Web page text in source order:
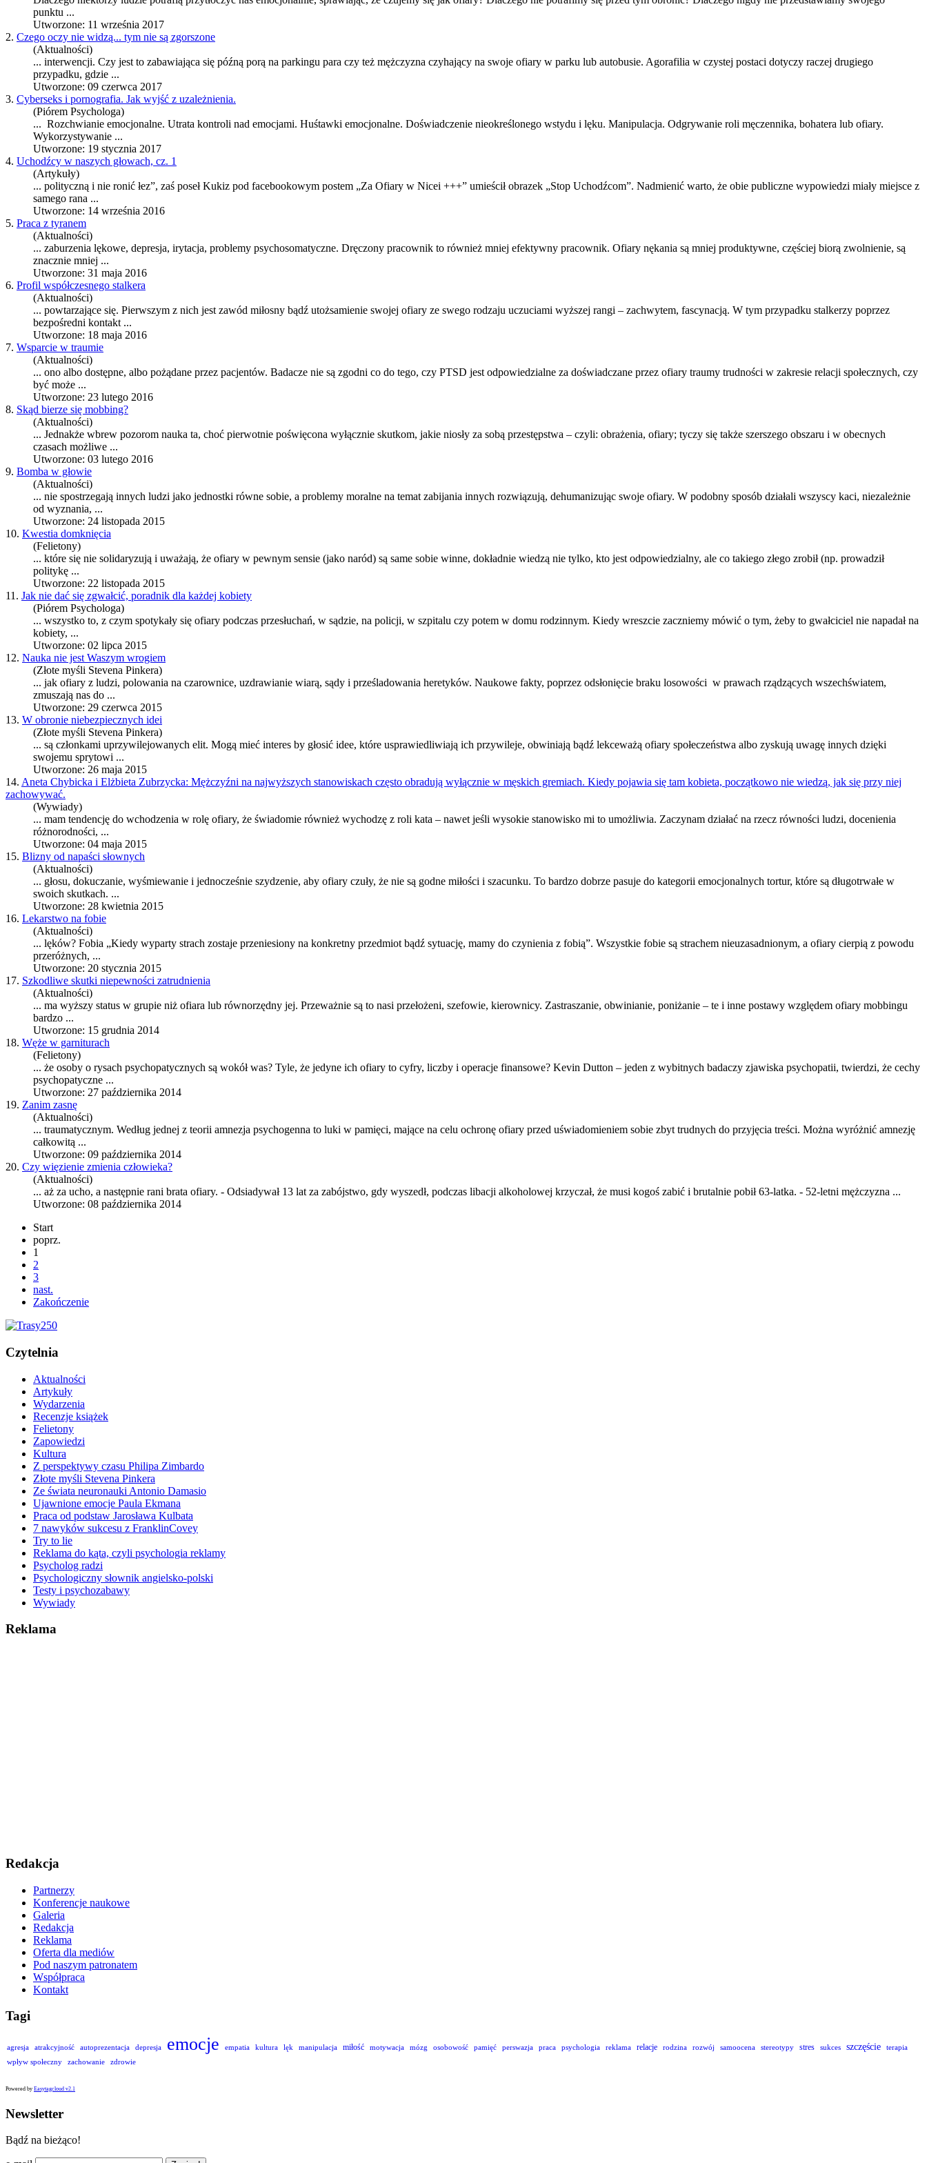
punktu ...
Utworzone: 11 września 2017
2. Czego oczy nie widzą... tym nie są zgorszone
(Aktualności)
... interwencji. Czy jest to zabawiająca się późną porą na parkingu para czy też mężczyzna czyhający na swoje ofiary w parku lub autobusie. Agorafilia w czystej postaci dotyczy raczej drugiego
przypadku, gdzie ...
Utworzone: 09 czerwca 2017
3. Cyberseks i pornografia. Jak wyjść z uzależnienia.
(Piórem Psychologa)
... Rozchwianie emocjonalne. Utrata kontroli nad emocjami. Huśtawki emocjonalne. Doświadczenie nieokreślonego wstydu i lęku. Manipulacja. Odgrywanie roli męczennika, bohatera lub ofiary.
Wykorzystywanie ...
Utworzone: 19 stycznia 2017
4. Uchodźcy w naszych głowach, cz. 1
(Artykuły)
... polityczną i nie ronić łez”, zaś poseł Kukiz pod facebookowym postem „Za Ofiary w Nicei +++” umieścił obrazek „Stop Uchodźcom”. Nadmienić warto, że obie publiczne wypowiedzi miały miejsce z
samego rana ...
Utworzone: 14 września 2016
5. Praca z tyranem
(Aktualności)
... zaburzenia lękowe, depresja, irytacja, problemy psychosomatyczne. Dręczony pracownik to również mniej efektywny pracownik. Ofiary nękania są mniej produktywne, częściej biorą zwolnienie, są
znacznie mniej ...
Utworzone: 31 maja 2016
6. Profil współczesnego stalkera
(Aktualności)
... powtarzające się. Pierwszym z nich jest zawód miłosny bądź utożsamienie swojej ofiary ze swego rodzaju uczuciami wyższej rangi – zachwytem, fascynacją. W tym przypadku stalkerzy poprzez
bezpośredni kontakt ...
Utworzone: 18 maja 2016
7. Wsparcie w traumie
(Aktualności)
... ono albo dostępne, albo pożądane przez pacjentów. Badacze nie są zgodni co do tego, czy PTSD jest odpowiedzialne za doświadczane przez ofiary traumy trudności w zakresie relacji społecznych, czy
być może ...
Utworzone: 23 lutego 2016
8. Skąd bierze się mobbing?
(Aktualności)
... Jednakże wbrew pozorom nauka ta, choć pierwotnie poświęcona wyłącznie skutkom, jakie niosły za sobą przestępstwa – czyli: obrażenia, ofiary; tyczy się także szerszego obszaru i w obecnych
czasach możliwe ...
Utworzone: 03 lutego 2016
9. Bomba w głowie
(Aktualności)
... nie spostrzegają innych ludzi jako jednostki równe sobie, a problemy moralne na temat zabijania innych rozwiązują, dehumanizując swoje ofiary. W podobny sposób działali wszyscy kaci, niezależnie
od wyznania, ...
Utworzone: 24 listopada 2015
10. Kwestia domknięcia
(Felietony)
... które się nie solidaryzują i uważają, że ofiary w pewnym sensie (jako naród) są same sobie winne, dokładnie wiedzą nie tylko, kto jest odpowiedzialny, ale co takiego złego zrobił (np. prowadził
politykę ...
Utworzone: 22 listopada 2015
11. Jak nie dać się zgwałcić, poradnik dla każdej kobiety
(Piórem Psychologa)
... wszystko to, z czym spotykały się ofiary podczas przesłuchań, w sądzie, na policji, w szpitalu czy potem w domu rodzinnym. Kiedy wreszcie zaczniemy mówić o tym, żeby to gwałciciel nie napadał na
kobiety, ...
Utworzone: 02 lipca 2015
12. Nauka nie jest Waszym wrogiem
(Złote myśli Stevena Pinkera)
... jak ofiary z ludzi, polowania na czarownice, uzdrawianie wiarą, sądy i prześladowania heretyków. Naukowe fakty, poprzez odsłonięcie braku losowości w prawach rządzących wszechświatem,
zmuszają nas do ...
Utworzone: 29 czerwca 2015
13. W obronie niebezpiecznych idei
(Złote myśli Stevena Pinkera)
... są członkami uprzywilejowanych elit. Mogą mieć interes by głosić idee, które usprawiedliwiają ich przywileje, obwiniają bądź lekceważą ofiary społeczeństwa albo zyskują uwagę innych dzięki
swojemu sprytowi ...
Utworzone: 26 maja 2015
14. Aneta Chybicka i Elżbieta Zubrzycka: Mężczyźni na najwyższych stanowiskach często obradują wyłącznie w męskich gremiach. Kiedy pojawia się tam kobieta, początkowo nie wiedzą, jak się przy niej
zachowywać.
(Wywiady)
... mam tendencję do wchodzenia w rolę ofiary, że świadomie również wychodzę z roli kata – nawet jeśli wysokie stanowisko mi to umożliwia. Zaczynam działać na rzecz równości ludzi, docenienia
różnorodności, ...
Utworzone: 04 maja 2015
15. Blizny od napaści słownych
(Aktualności)
... głosu, dokuczanie, wyśmiewanie i jednocześnie szydzenie, aby ofiary czuły, że nie są godne miłości i szacunku. To bardzo dobrze pasuje do kategorii emocjonalnych tortur, które są długotrwałe w
swoich skutkach. ...
Utworzone: 28 kwietnia 2015
16. Lekarstwo na fobie
(Aktualności)
... lęków? Fobia „Kiedy wyparty strach zostaje przeniesiony na konkretny przedmiot bądź sytuację, mamy do czynienia z fobią”. Wszystkie fobie są strachem nieuzasadnionym, a ofiary cierpią z powodu
przeróżnych, ...
Utworzone: 20 stycznia 2015
17. Szkodliwe skutki niepewności zatrudnienia
(Aktualności)
... ma wyższy status w grupie niż ofiara lub równorzędny jej. Przeważnie są to nasi przełożeni, szefowie, kierownicy. Zastraszanie, obwinianie, poniżanie – te i inne postawy względem ofiary mobbingu
bardzo ...
Utworzone: 15 grudnia 2014
18. Węże w garniturach
(Felietony)
... że osoby o rysach psychopatycznych są wokół was? Tyle, że jedyne ich ofiary to cyfry, liczby i operacje finansowe? Kevin Dutton – jeden z wybitnych badaczy zjawiska psychopatii, twierdzi, że cechy
psychopatyczne ...
Utworzone: 27 października 2014
19. Zanim zasnę
(Aktualności)
... traumatycznym. Według jednej z teorii amnezja psychogenna to luki w pamięci, mające na celu ochronę ofiary przed uświadomieniem sobie zbyt trudnych do przyjęcia treści. Można wyróżnić amnezję
całkowitą ...
Utworzone: 09 października 2014
20. Czy więzienie zmienia człowieka?
(Aktualności)
... aż za ucho, a następnie rani brata ofiary. - Odsiadywał 13 lat za zabójstwo, gdy wyszedł, podczas libacji alkoholowej krzyczał, że musi kogoś zabić i brutalnie pobił 63-latka. - 52-letni mężczyzna ...
Utworzone: 08 października 2014
Start
poprz.
1
2
3
nast.
Zakończenie
Czytelnia
Aktualności
Artykuły
Wydarzenia
Recenzje książek
Felietony
Zapowiedzi
Kultura
Z perspektywy czasu Philipa Zimbardo
Złote myśli Stevena Pinkera
Ze świata neuronauki Antonio Damasio
Ujawnione emocje Paula Ekmana
Praca od podstaw Jarosława Kulbata
7 nawyków sukcesu z FranklinCovey
Try to lie
Reklama do kąta, czyli psychologia reklamy
Psycholog radzi
Psychologiczny słownik angielsko-polski
Testy i psychozabawy
Wywiady
Reklama
Redakcja
Partnerzy
Konferencje naukowe
Galeria
Redakcja
Reklama
Oferta dla mediów
Pod naszym patronatem
Współpraca
Kontakt
Tagi
agresja atrakcyjność autoprezentacja depresja emocje empatia kultura lęk manipulacja miłość motywacja mózg osobowość pamięć perswazja praca psychologia reklama relacje rodzina rozwój samoocena stereotypy stres sukces szczęście
terapia
wpływ społeczny
zachowanie zdrowie
Powered by Easytagcloud v2.1
Newsletter
Bądź na bieżąco!